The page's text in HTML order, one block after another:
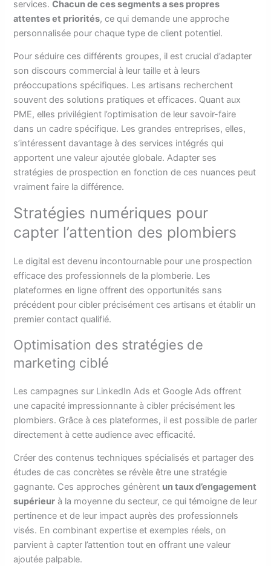
services.Chacun de ces segments a ses propres
attentes et priorités, ce qui demande une approche
personnalisée pour chaque type de client potentiel.
Pour séduire ces différents groupes, il est crucial d’adapter
son discours commercial à leur taille et à leurs
préoccupations spécifiques. Les artisans recherchent
souvent des solutions pratiques et efficaces. Quant aux
PME, elles privilégient l’optimisation de leur savoir-faire
dans un cadre spécifique. Les grandes entreprises, elles,
s’intéressent davantage à des services intégrés qui
apportent une valeur ajoutée globale. Adapter ses
stratégies de prospection en fonction de ces nuances peut
vraiment faire la différence.
Stratégies numériques pour
capter l’attention des plombiers
Le digital est devenu incontournable pour une prospection
efficace des professionnels de la plomberie. Les
plateformes en ligne offrent des opportunités sans
précédent pour cibler précisément ces artisans et établir un
premier contact qualifié.
Optimisation des stratégies de
marketing ciblé
Les campagnes sur LinkedIn Ads et Google Ads offrent
une capacité impressionnante à cibler précisément les
plombiers. Grâce à ces plateformes, il est possible de parler
directement à cette audience avec efficacité.
Créer des contenus techniques spécialisés et partager des
études de cas concrètes se révèle être une stratégie
gagnante. Ces approches génèrent un taux d’engagement
supérieur à la moyenne du secteur, ce qui témoigne de leur
pertinence et de leur impact auprès des professionnels
visés. En combinant expertise et exemples réels, on
parvient à capter l’attention tout en offrant une valeur
ajoutée palpable.